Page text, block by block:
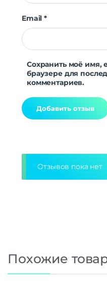
Email*
Сохранить моё имя,
браузере для
комментариев.
Отзывов пока нет
Похожие